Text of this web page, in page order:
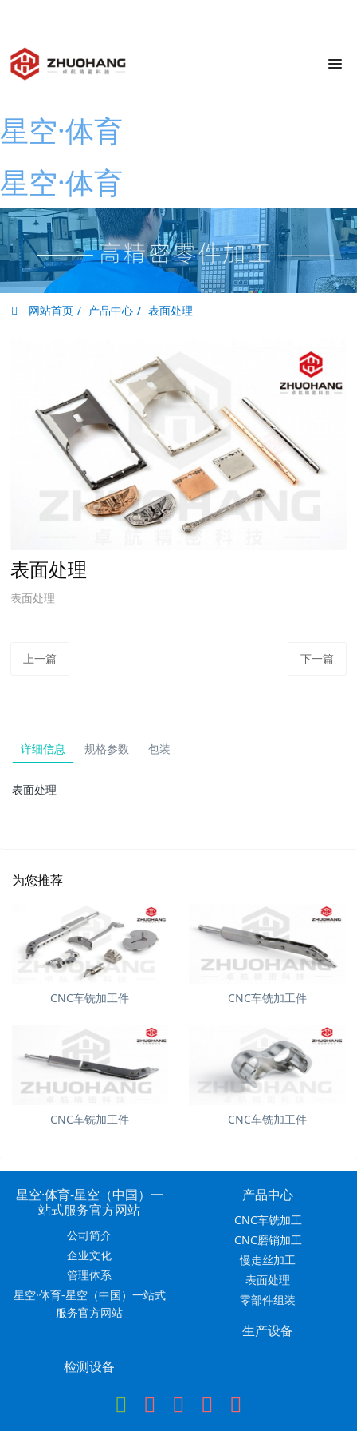
星空·体育
星空·体育
网站首页 产品中心 表面处理
表面处理
表面处理
上一篇 下一篇
详细信息 规格参数 包装
表面处理
为您推荐
CNC车铣加工件 CNC车铣加工件
CNC车铣加工件 CNC车铣加工件
星空·体育-星空（中国）一
站式服务官方网站
公司简介
企业文化
管理体系
星空·体育-星空（中国）一站式
服务官方网站
产品中心
CNC车铣加工
CNC磨销加工
慢走丝加工
表面处理
零部件组装
生产设备
检测设备